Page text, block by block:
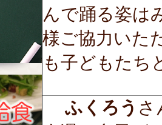
んで踊る姿は
様ご協力いた
も子どもたち
ふくろう さ